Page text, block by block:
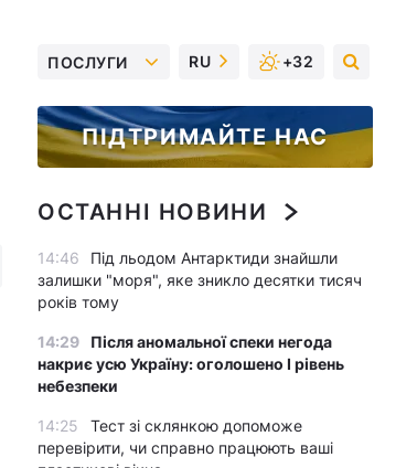
ПОСЛУГИ RU +32
ПІДТРИМАЙТЕ НАС
ОСТАННІ НОВИНИ
14:46
Під льодом Антарктиди знайшли
залишки "моря", яке зникло десятки тисяч
років тому
14:29
Після аномальної спеки негода
накриє усю Україну: оголошено І рівень
небезпеки
14:25
Тест зі склянкою допоможе
перевірити, чи справно працюють ваші